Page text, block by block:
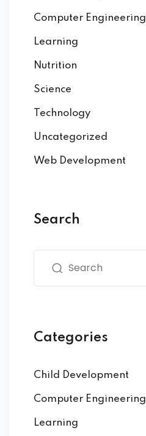
Computer Engineering
Learning
Nutrition
Science
Technology
Uncategorized
Web Development
Search
Categories
Child Development
Computer Engineering
Learning